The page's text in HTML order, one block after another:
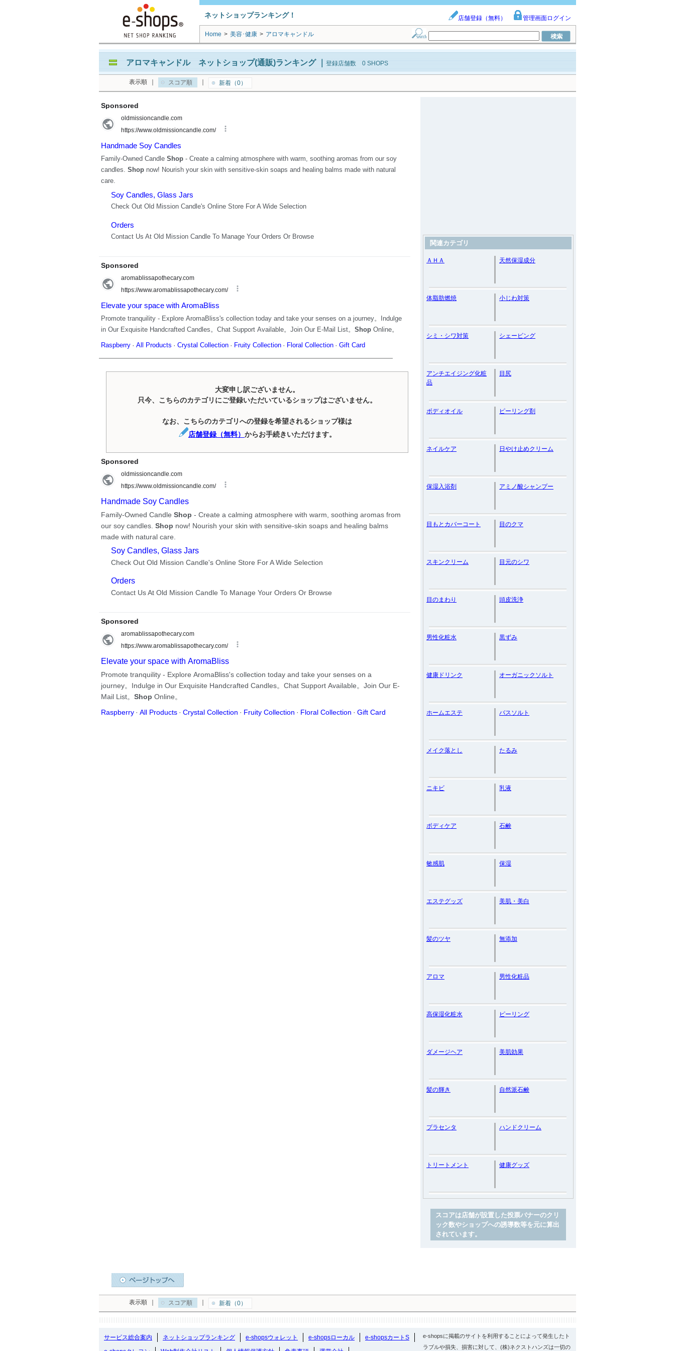
ネットショップランキング！ 店舗登録（無料） 管理画面ログイン
Home > 美容･健康 > アロマキャンドル
アロマキャンドル ネットショップ(通販)ランキング｜ 登録店舗数 0 SHOPS
表示順 スコア順 新着（0）
大変申し訳ございません。
只今、こちらのカテゴリにご登録いただいているショップはございません。
なお、こちらのカテゴリへの登録を希望されるショップ様は
店舗登録（無料） からお手続きいただけます。
関連カテゴリ
ＡＨＡ 天然保湿成分
体脂肪燃焼 小じわ対策
シミ・シワ対策 シェービング
アンチエイジング化粧
品
目尻
ボディオイル ピーリング剤
ネイルケア 日やけ止めクリーム
保湿入浴剤 アミノ酸シャンプー
目もとカバーコート 目のクマ
スキンクリーム 目元のシワ
目のまわり 頭皮洗浄
男性化粧水 黒ずみ
健康ドリンク オーガニックソルト
ホームエステ バスソルト
メイク落とし たるみ
ニキビ 乳液
ボディケア 石鹸
敏感肌 保湿
エステグッズ 美肌・美白
髪のツヤ 無添加
アロマ 男性化粧品
高保湿化粧水 ピーリング
ダメージヘア 美肌効果
髪の輝き 自然派石鹸
プラセンタ ハンドクリーム
トリートメント 健康グッズ
スコアは店舗が設置した投票バナーのクリ
ック数やショップへの誘導数等を元に算出
されています。
表示順 スコア順 新着（0）
サービス総合案内 ネットショップランキング e-shopsウォレット e-shopsローカル
e-shopsカートS
e-shopsに掲載のサイトを利用することによって発生したト
ラブルや損失、損害に対して、(株)ネクストハンズは一切の